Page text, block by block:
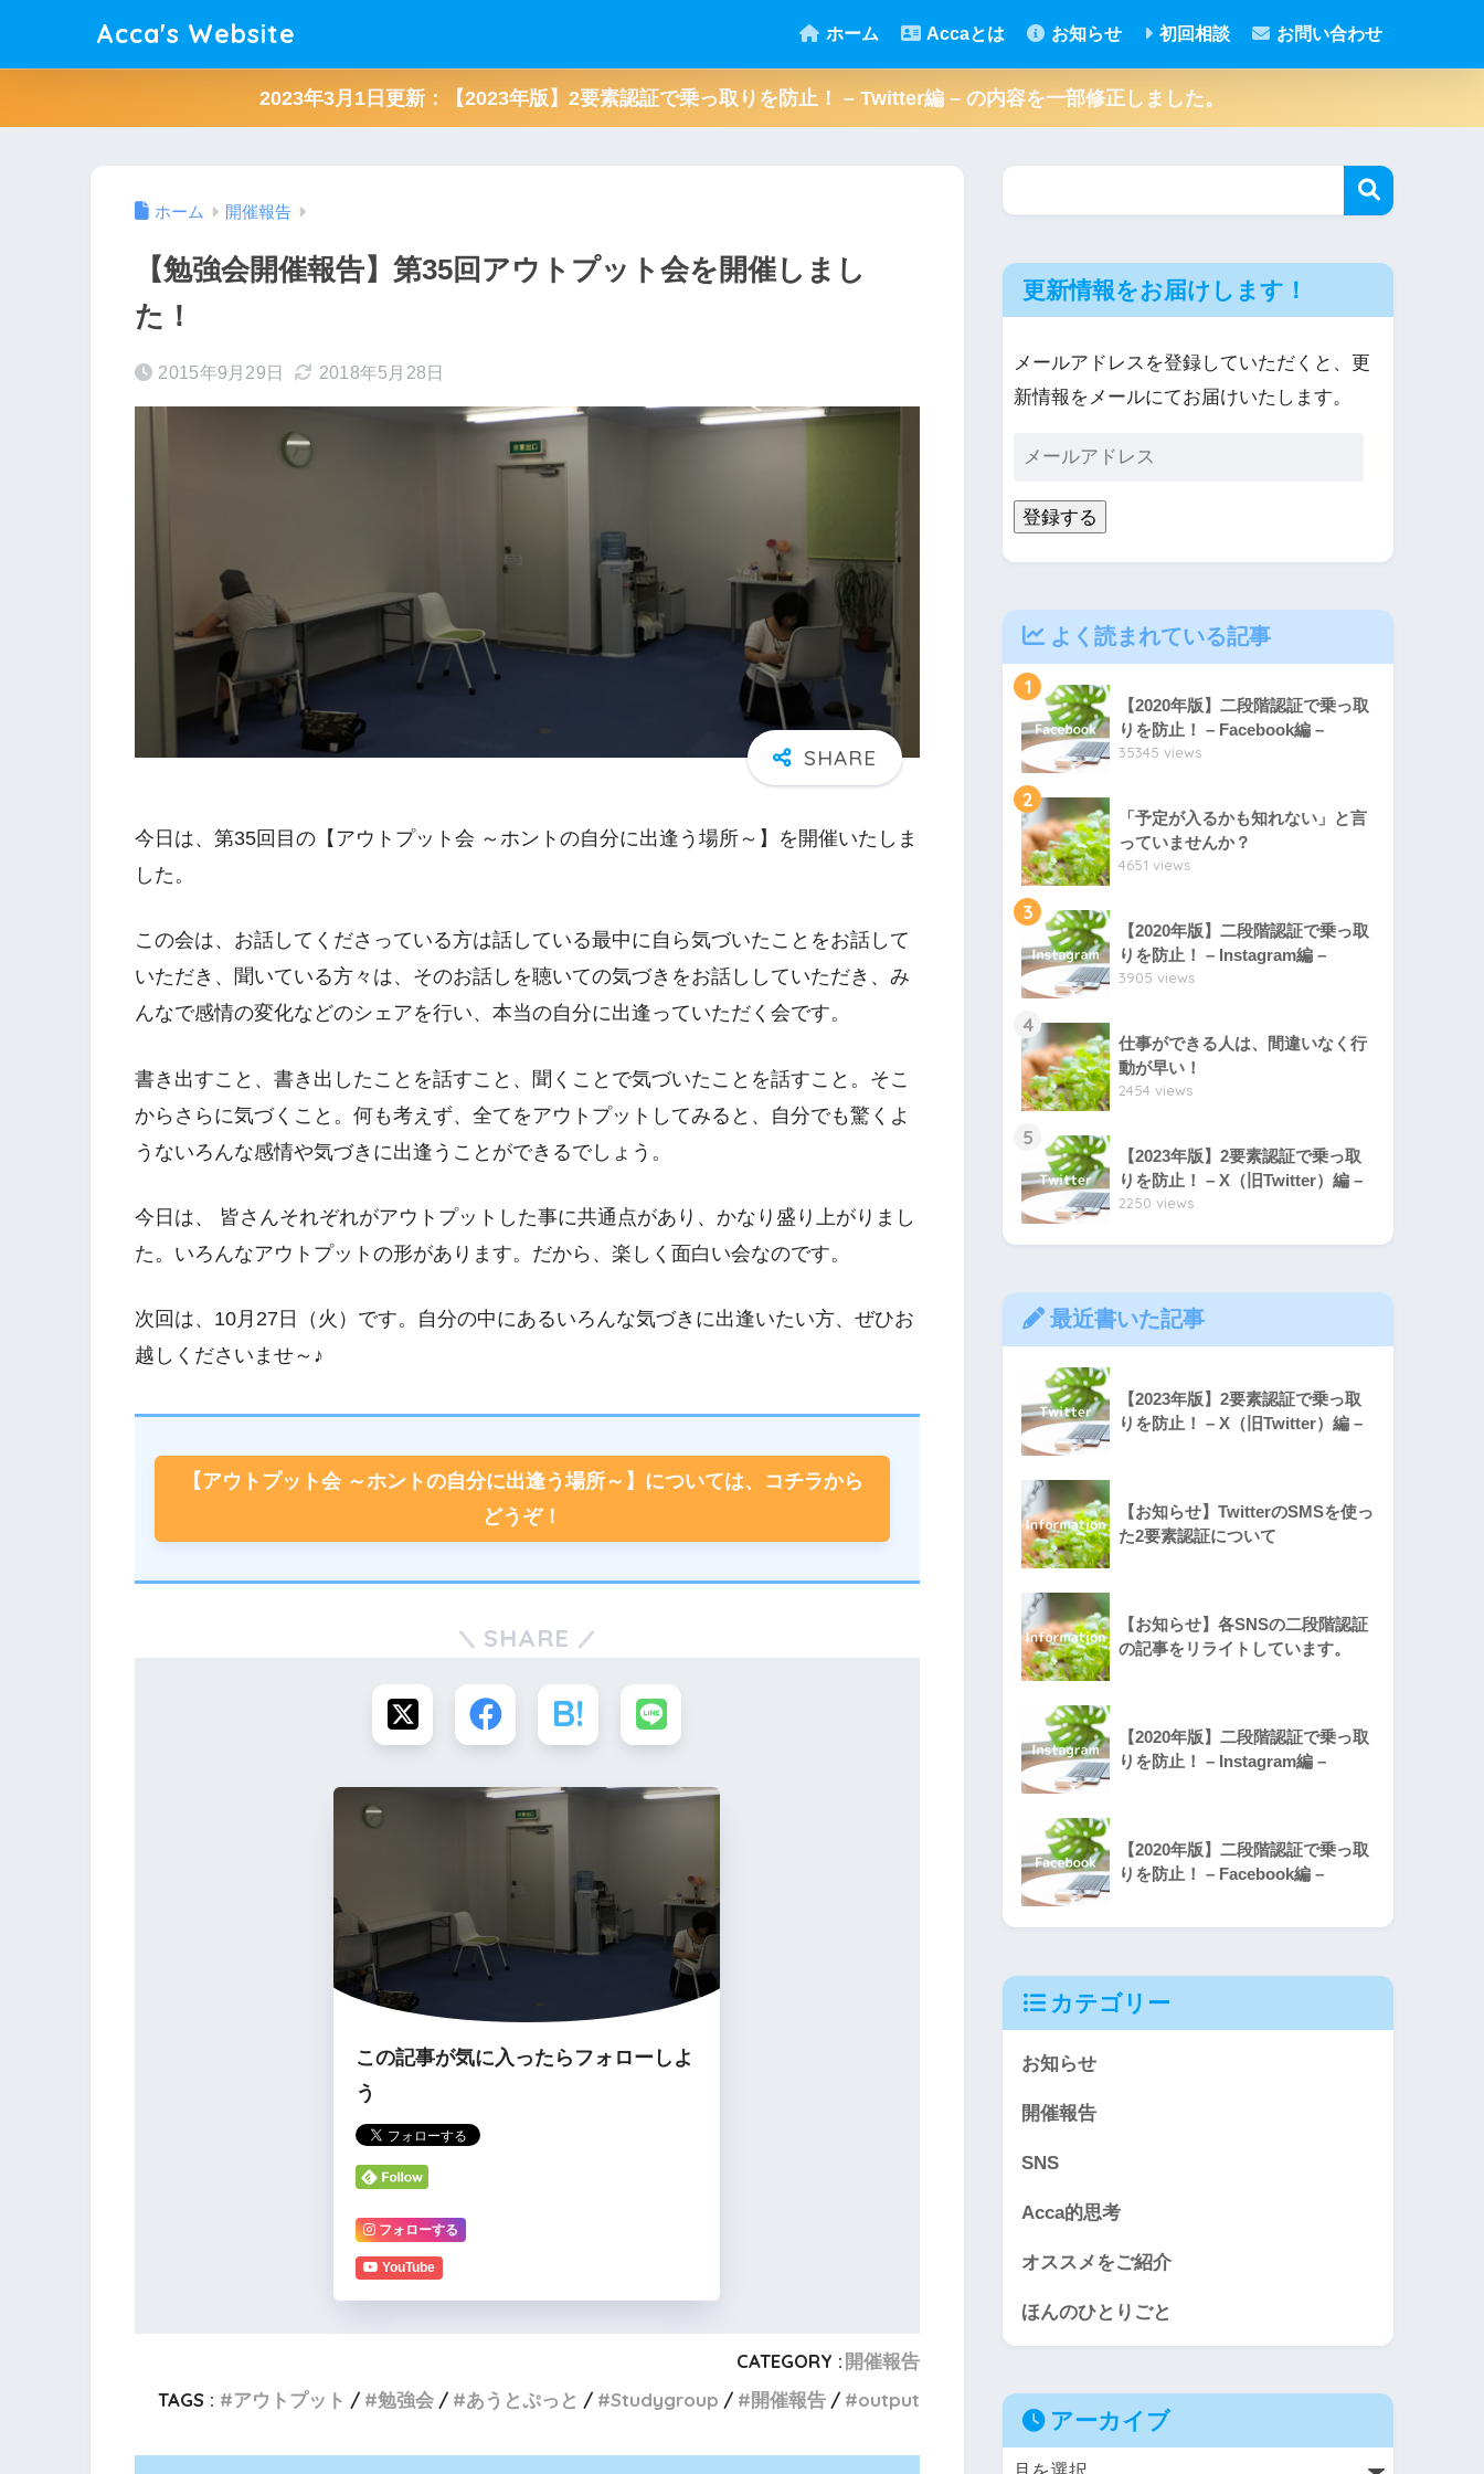
Acca's Website ホーム Accaとは お知らせ 初回相談 お問い合わせ
2023年3月1日更新：【2023年版】2要素認証で乗っ取りを防止！ – Twitter編 – の内容を一部修正しました。
ホーム 開催報告
【勉強会開催報告】第35回アウトプット会を開催しまし
た！
2015年9月29日 2018年5月28日
今日は、第35回目の【アウトプット会 ～ホントの自分に出逢う場所～】を開催いたしま
した。
この会は、お話してくださっている方は話している最中に自ら気づいたことをお話して
いただき、聞いている方々は、そのお話しを聴いての気づきをお話ししていただき、み
んなで感情の変化などのシェアを行い、本当の自分に出逢っていただく会です。
書き出すこと、書き出したことを話すこと、聞くことで気づいたことを話すこと。そこ
からさらに気づくこと。何も考えず、全てをアウトプットしてみると、自分でも驚くよ
うないろんな感情や気づきに出逢うことができるでしょう。
今日は、 皆さんそれぞれがアウトプットした事に共通点があり、かなり盛り上がりまし
た。いろんなアウトプットの形があります。だから、楽しく面白い会なのです。
次回は、10月27日（火）です。自分の中にあるいろんな気づきに出逢いたい方、ぜひお
越しくださいませ～♪
【アウトプット会 ～ホントの自分に出逢う場所～】については、コチラから
どうぞ！
SHARE
この記事が気に入ったらフォローしよ
う
フォローする
YouTube
CATEGORY : 開催報告
TAGS :
アウトプット 勉強会 あうとぷっと Studygroup 開催報告 output
更新情報をお届けします！
メールアドレスを登録していただくと、更
新情報をメールにてお届けいたします。
登録する
よく読まれている記事
1
【2020年版】二段階認証で乗っ取
りを防止！ – Facebook編 –
35345 views
2
「予定が入るかも知れない」と言
っていませんか？
4651 views
3
【2020年版】二段階認証で乗っ取
りを防止！ – Instagram編 –
3905 views
4
仕事ができる人は、間違いなく行
動が早い！
2454 views
5
【2023年版】2要素認証で乗っ取
りを防止！ – X（旧Twitter）編 –
2250 views
最近書いた記事
【2023年版】2要素認証で乗っ取
りを防止！ – X（旧Twitter）編 –
【お知らせ】TwitterのSMSを使っ
た2要素認証について
【お知らせ】各SNSの二段階認証
の記事をリライトしています。
【2020年版】二段階認証で乗っ取
りを防止！ – Instagram編 –
【2020年版】二段階認証で乗っ取
りを防止！ – Facebook編 –
カテゴリー
お知らせ
開催報告
SNS
Acca的思考
オススメをご紹介
ほんのひとりごと
アーカイブ